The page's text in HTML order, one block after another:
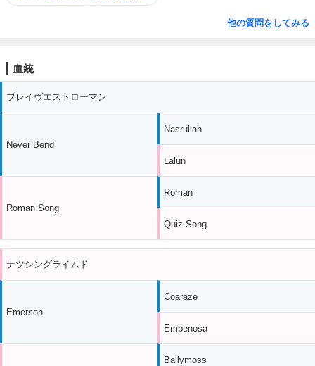
他の質問をしてみる
血統
ブレイヴエストローマン
Never Bend
Roman Song
Nasrullah
Lalun
Roman
Quiz Song
ナツシングライムド
Emerson
Coaraze
Empenosa
Ballymoss